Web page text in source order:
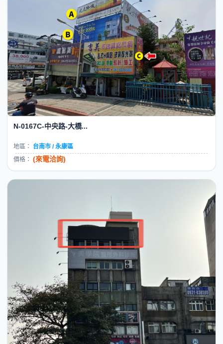
N-0167C-中央路-大橋...
地區：
台南市 / 永康區
價格： (來電洽詢)